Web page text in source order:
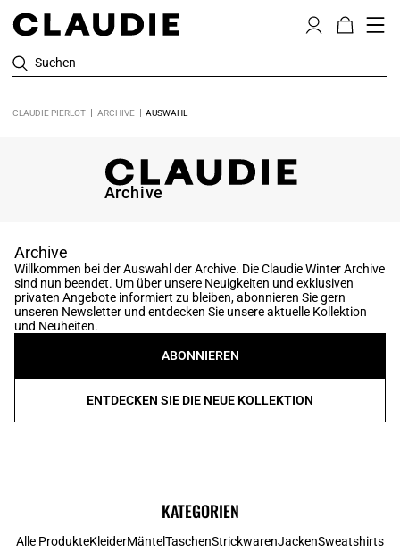
Suchen
CLAUDIE PIERLOT ARCHIVE AUSWAHL
Archive
Archive
Willkommen bei der Auswahl der Archive. Die Claudie Winter Archive
sind nun beendet. Um über unsere Neuigkeiten und exklusiven
privaten Angebote informiert zu bleiben, abonnieren Sie gern
unseren Newsletter und entdecken Sie unsere aktuelle Kollektion
und Neuheiten.
ABONNIEREN
ENTDECKEN SIE DIE NEUE KOLLEKTION
KATEGORIEN
Alle ProdukteKleiderMäntelTaschenStrickwarenJackenSweatshirts